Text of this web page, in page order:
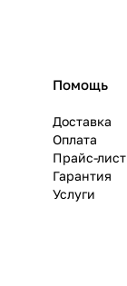
Помощь
Доставка
Оплата
Прайс-лист
Гарантия
Услуги